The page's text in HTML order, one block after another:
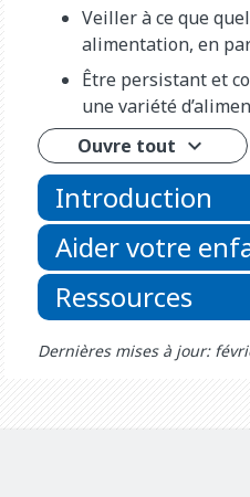
Veiller à ce que
alimentation, en
Être persistant et
une variété
Ouvre tout
Introduction
Aider votre
Ressources
Dernières mises à jour: